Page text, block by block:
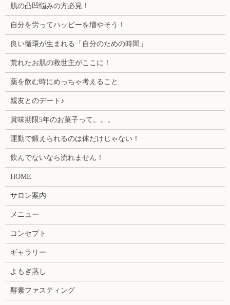
肌の凸凹悩みの方必見！
自分を労ってハッピーを増やそう！
良い循環が生まれる「自分のための時間」
荒れたお肌の救世主がここに！
薬を飲む時にめっちゃ考えること
親友とのデート♪
賞味期限5年のお菓子って。。。
運動で鍛えられるのは体だけじゃない！
飲んでないなら流れません！
HOME
サロン案内
メニュー
コンセプト
ギャラリー
よもぎ蒸し
酵素ファスティング